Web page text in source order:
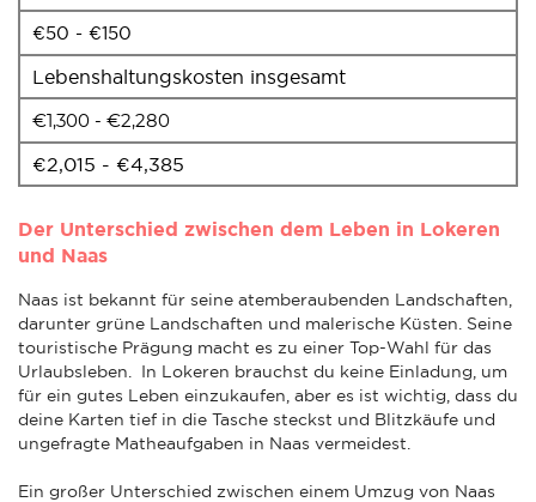
€50 - €150
Lebenshaltungskosten insgesamt
€1,300 - €2,280
€2,015 - €4,385
Der Unterschied zwischen dem Leben in Lokeren
und Naas
Naas ist bekannt für seine atemberaubenden Landschaften,
darunter grüne Landschaften und malerische Küsten. Seine
touristische Prägung macht es zu einer Top-Wahl für das
Urlaubsleben. In Lokeren brauchst du keine Einladung, um
für ein gutes Leben einzukaufen, aber es ist wichtig, dass du
deine Karten tief in die Tasche steckst und Blitzkäufe und
ungefragte Matheaufgaben in Naas vermeidest.
Ein großer Unterschied zwischen einem Umzug von Naas